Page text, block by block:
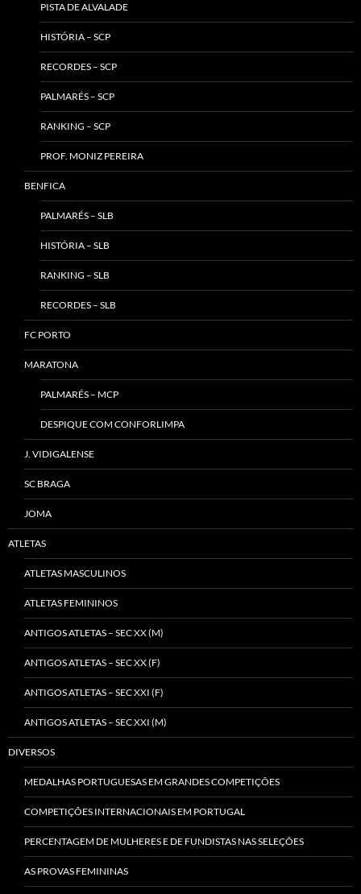
PISTA DE ALVALADE
HISTÓRIA – SCP
RECORDES – SCP
PALMARÉS – SCP
RANKING – SCP
PROF. MONIZ PEREIRA
BENFICA
PALMARÉS – SLB
HISTÓRIA – SLB
RANKING – SLB
RECORDES – SLB
FC PORTO
MARATONA
PALMARÉS – MCP
DESPIQUE COM CONFORLIMPA
J. VIDIGALENSE
SC BRAGA
JOMA
ATLETAS
ATLETAS MASCULINOS
ATLETAS FEMININOS
ANTIGOS ATLETAS – SEC XX (M)
ANTIGOS ATLETAS – SEC XX (F)
ANTIGOS ATLETAS – SEC XXI (F)
ANTIGOS ATLETAS – SEC XXI (M)
DIVERSOS
MEDALHAS PORTUGUESAS EM GRANDES COMPETIÇÕES
COMPETIÇÕES INTERNACIONAIS EM PORTUGAL
PERCENTAGEM DE MULHERES E DE FUNDISTAS NAS SELEÇÕES
AS PROVAS FEMININAS